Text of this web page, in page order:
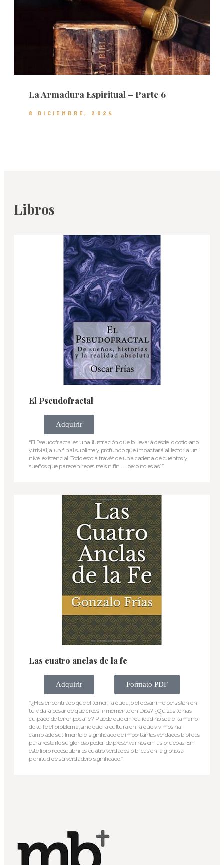
La Armadura Espiritual – Parte 6
8 DICIEMBRE, 2024
Libros
El Pseudofractal
Adquirir
“El Pseudofractal es una ilustración que lo llevará desde lo cotidiano
y trivial, a un final sublime y profundo que impactará al lector a un
nivel existencial. Todo esto a través de una cadena de cuentos y
sueños que parecen repetirse sin fin . . . pero no es así.”
Las cuatro anclas de la fe
Adquirir Formato PDF
“¿Has encontrado que el temor, la duda, o el desánimo persisten en
tu vida a pesar de que crees firmemente en Dios? ¿Quizás te has
culpado de tener poca fe? Puede que en realidad no sea el tamaño
de tu fe el problema, sino que la cultura en la que vivimos ha
cambiado sutilmente el significado de importantes verdades bíblicas
para restarle su glorioso poder de preservarnos en las pruebas. En
este libro redescubrirás cuatro verdades bíblicas en la gloriosa
plenitud de su verdadero significado.”